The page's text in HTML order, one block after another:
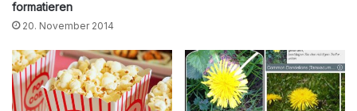
formatieren
20. November 2014